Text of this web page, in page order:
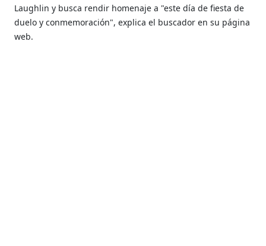
Laughlin y busca rendir homenaje a "este día de fiesta de
duelo y conmemoración", explica el buscador en su página
web.